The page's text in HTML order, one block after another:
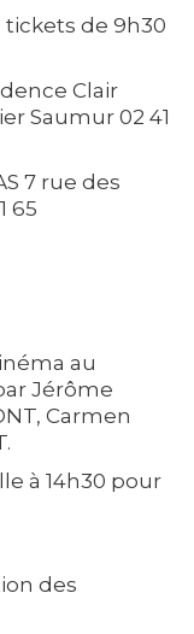
tickets de 9h30
Clair
Saumur 02 41
7 rue des
65
au
Jérôme
Carmen
à 14h30 pour
des